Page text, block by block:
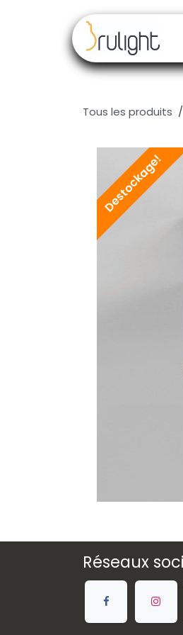
Tous les produits
Destockage!
Réseaux